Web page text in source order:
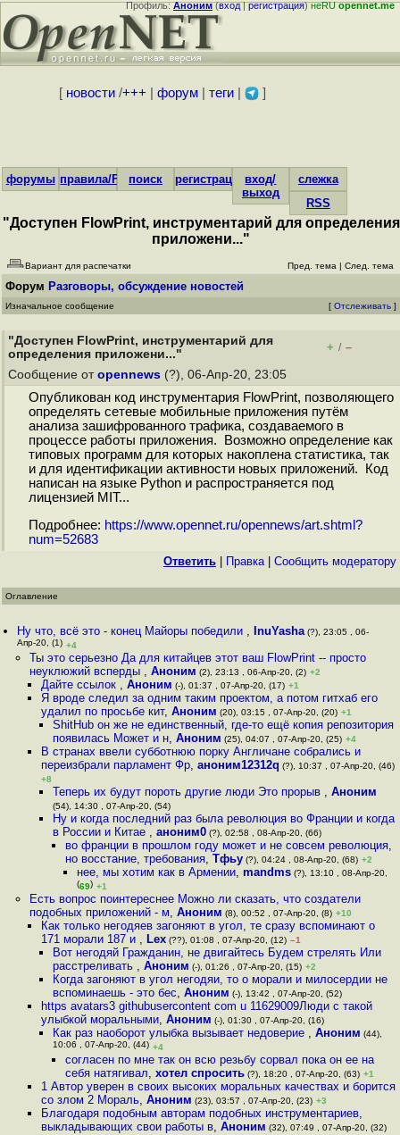
Профиль:Аноним(вход|регистрация)неRUopennet.me
[ новости/+++ форум| теги| ]
форумы правила/FAQпоиск регистрациявход/
выход
слежка
RSS
"Доступен FlowPrint, инструментарий для определения
приложени..."
Вариант для распечатки Пред. тема | След. тема
Форум Разговоры, обсуждение новостей
Изначальное сообщение [ Отслеживать ]
"Доступен FlowPrint, инструментарий для
определения приложени..."
+ / –
Сообщение от opennews (?), 06-Апр-20, 23:05
Опубликован код инструментария FlowPrint, позволяющего
определять сетевые мобильные приложения путём
анализа зашифрованного трафика, создаваемого в
процессе работы приложения. Возможно определение как
типовых программ для которых накоплена статистика, так
и для идентификации активности новых приложений. Код
написан на языке Python и распространяется под
лицензией MIT...
Подробнее: https://www.opennet.ru/opennews/art.shtml?
num=52683
Ответить Правка| Cообщить модератору
Оглавление
Ну что, всё это - конец Майоры победили , InuYasha (?), 23:05 , 06-
Апр-20, (1) +4
Ты это серьезно Да для китайцев этот ваш FlowPrint -- просто
неуклюжий всперды , Аноним (2), 23:13 , 06-Апр-20, (2) +2
Дайте ссылок , Аноним (-), 01:37 , 07-Апр-20, (17) +1
Я вроде следил за одним таким проектом, а потом гитхаб его
удалил по просьбе кит, Аноним (20), 03:15 , 07-Апр-20, (20) +1
ShitHub он же не единственный, где-то ещё копия репозитория
появилась Может и н,Аноним (25), 04:07 , 07-Апр-20, (25) +4
В странах ввели субботнюю порку Англичане собрались и
переизбрали парламент Фр, аноним12312q (?), 10:37 , 07-Апр-20, (46)
+8
Теперь их будут пороть другие люди Это прорыв ,Аноним
(54), 14:30 , 07-Апр-20, (54)
Ну и когда последний раз была революция во Франции и когда
в России и Китае ,аноним0 (?), 02:58 , 08-Апр-20, (66)
во франции в прошлом году может и не совсем революция,
но восстание, требования, Тфьу(?), 04:24 , 08-Апр-20, (68) +2
нее, мы хотим как в Армении, mandms(?), 13:10 , 08-Апр-20,
(69) +1
Есть вопрос поинтереснее Можно ли сказать, что создатели
подобных приложений - м, Аноним (8), 00:52 , 07-Апр-20, (8) +10
Как только негодяев загоняют в угол, те сразу вспоминают о
171 морали 187 и , Lex(??), 01:08 , 07-Апр-20, (12) –1
Вот негодяй Гражданин, не двигайтесь Будем стрелять Или
расстреливать ,Аноним (-), 01:26 , 07-Апр-20, (15) +2
Когда загоняют в угол негодяи, то о морали и милосердии не
вспоминаешь - это бес,Аноним (-), 13:42 , 07-Апр-20, (52)
https avatars3 githubusercontent com u 11629009Люди с такой
улыбкой моральными, Аноним (-), 01:30 , 07-Апр-20, (16)
Как раз наоборот улыбка вызывает недоверие ,Аноним (44),
10:06 , 07-Апр-20, (44) +4
согласен по мне так он всю резьбу сорвал пока он ее на
себя натягивал, хотел спросить(?), 18:20 , 07-Апр-20, (63) +1
1 Автор уверен в своих высоких моральных качествах и борится
со злом 2 Мораль, Аноним (23), 03:57 , 07-Апр-20, (23) +3
Благодаря подобным авторам подобных инструментариев,
выкладывающих свои работы в, Аноним (32), 07:49 , 07-Апр-20, (32)